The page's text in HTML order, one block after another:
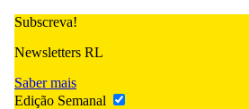
Subscreva!
Newsletters RL
Saber mais
Edição Semanal